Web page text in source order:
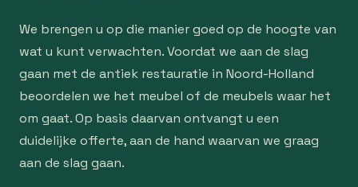
We brengen u op die manier goed op de hoogte van
wat u kunt verwachten. Voordat we aan de slag
gaan met de antiek restauratie in Noord-Holland
beoordelen we het meubel of de meubels waar het
om gaat. Op basis daarvan ontvangt u een
duidelijke offerte, aan de hand waarvan we graag
aan de slag gaan.